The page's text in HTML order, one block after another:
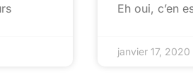
Eh oui, c’en
janvier 17, 2020